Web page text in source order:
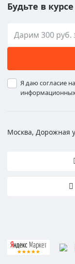
Будьте в
Я даю согласие
Москва, Дорожная